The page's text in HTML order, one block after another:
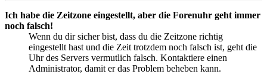
Ich habe die Zeitzone eingestellt, aber die Forenuhr geht immer
noch falsch!
Wenn du dir sicher bist, dass du die Zeitzone richtig
eingestellt hast und die Zeit trotzdem noch falsch ist, geht die
Uhr des Servers vermutlich falsch. Kontaktiere einen
Administrator, damit er das Problem beheben kann.